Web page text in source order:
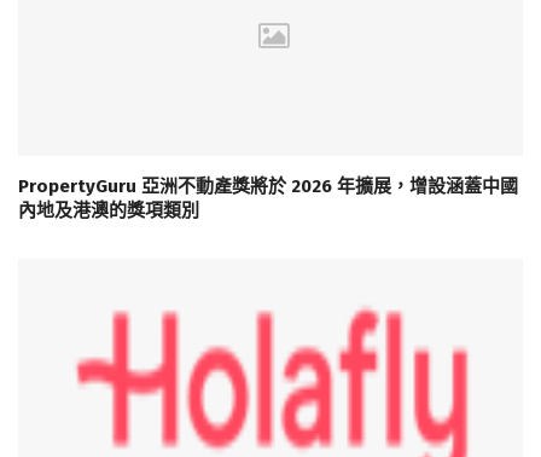
PropertyGuru 亞洲不動產獎將於 2026 年擴展，增設涵蓋中國
內地及港澳的獎項類別